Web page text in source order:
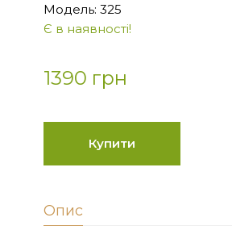
Модель: 325
Є в наявності!
1390 грн
Купити
Опис